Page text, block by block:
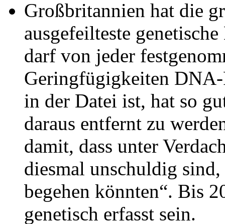
Großbritannien hat die
ausgefeilteste
darf von jeder
Geringfügigkeiten
in der Datei ist, hat so
daraus entfernt zu
damit, dass unter
diesmal unschuldig
begehen könnten“. Bis
genetisch erfasst sein.